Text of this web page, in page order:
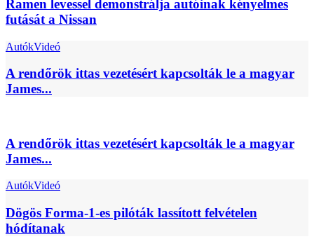
Ramen levessel demonstrálja autóinak kényelmes
futását a Nissan
AutókVideó
A rendőrök ittas vezetésért kapcsolták le a magyar
James...
A rendőrök ittas vezetésért kapcsolták le a magyar
James...
AutókVideó
Dögös Forma-1-es pilóták lassított felvételen
hódítanak